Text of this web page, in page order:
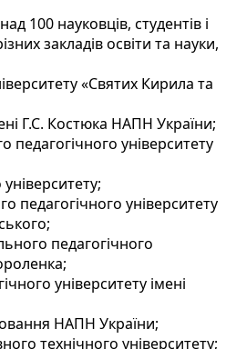
100 науковців, студентів і
закладів освіти та науки,
«Святих Кирила та
Г.С. Костюка НАПН України;
університету
педагогічного університету
педагогічного
університету імені
НАПН України;
технічного університету;